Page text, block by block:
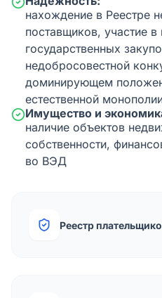
нахождение в Реестре
поставщиков, участие
государственных
недобросовестной
доминирующем
естественной
Имущество и
наличие объектов
собственности,
во ВЭД
Реестр